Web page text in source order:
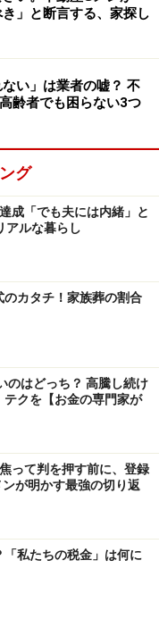
成した後、もう仕事
すか？
掛け持ちしています
そのうちの1つは、
んいて、皆さん楽
いている姿を見てい
時間に同僚とたわ
どころになっていま
もの話などができる
ル「 All About マネ
く！～匿名で語る
届けしています。
。
き」と断言する、家探し
ない」は業者の嘘？ 不
齢者でも困らない3つ
グ
成「でも夫には内緒」と
アルな暮らし
カタチ！家族葬の割合
のはどっち？ 高騰し続け
クを【お金の専門家が
って判を押す前に、登録
が明かす最強の切り返
私たちの税金」は何に